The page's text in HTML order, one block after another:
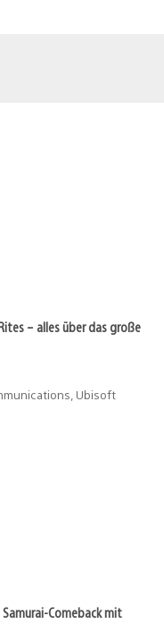
– alles über das große
Ubisoft
Comeback mit